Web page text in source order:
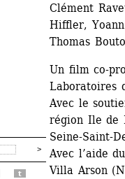
t
Clément
Hiffler,
Thomas
Un film co-
Laboratoires
Avec le
région Ile de
Seine-Saint-
Avec l’aide
Villa Arson